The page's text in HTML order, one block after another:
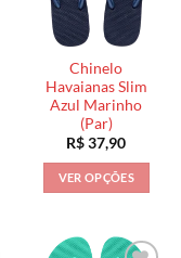
opções
podem
ser
escolhidas
na
página
do
produto
Chinelo
Havaianas Slim
Azul Marinho
(Par)
R$37,90
VER OPÇÕES
tem